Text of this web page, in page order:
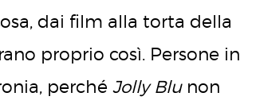
dai film alla torta della
proprio così. Persone in
perché Jolly Blunon